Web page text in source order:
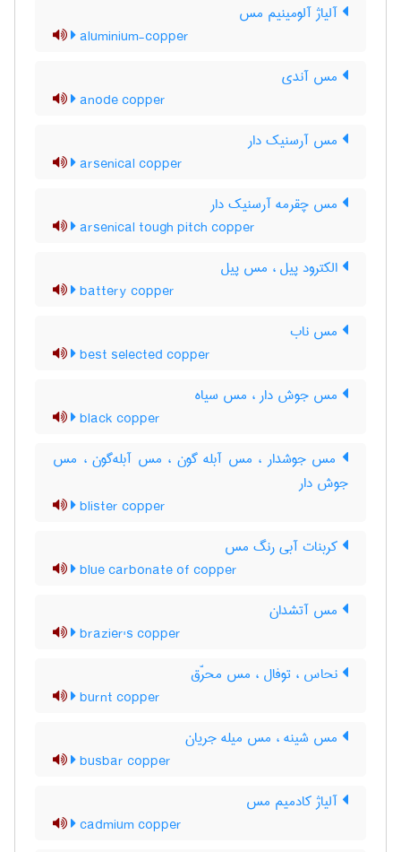
آلیاژ آلومینیم مس
aluminium-copper
مس آندی
anode copper
مس آرسنیک دار
arsenical copper
مس چقرمه آرسنیک دار
arsenical tough pitch copper
الکترود پیل ، مس پیل
battery copper
مس ناب
best selected copper
مس جوش دار ، مس سیاه
black copper
مس جوشدار ، مس آبله گون ، مس آبله‌گون ، مس
جوش دار
blister copper
کربنات آبی رنگ مس
blue carbonate of copper
مس آتشدان
brazier's copper
نحاس ، توفال ، مس محرّق
burnt copper
مس شینه ، مس میله جریان
busbar copper
آلیاژ کادمیم مس
cadmium copper